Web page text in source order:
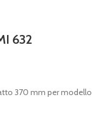
632
370 mm per modello